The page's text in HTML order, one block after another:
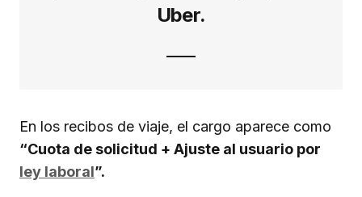
Uber.
En los recibos de viaje, el cargo aparece como
“Cuota de solicitud + Ajuste al usuario por
ley laboral”.